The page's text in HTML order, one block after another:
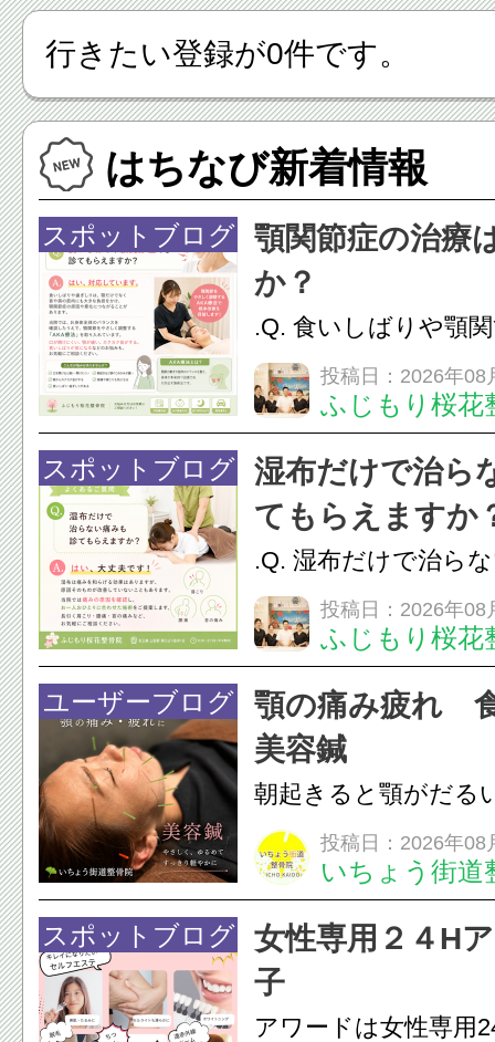
行きたい登録が0件です。
はちなび新着情報
スポットブログ
顎関節症の治療
か？
.Q. 食いしばりや顎
らえますか？A. はい
す。食いしばりや歯
けでなく首や肩の筋
担をかけ、顎関節症
つながることがあり
投稿日：2026年08
ふじもり桜花
スポットブログ
湿布だけで治ら
てもらえますか
.Q. 湿布だけで治ら
らえますか？A. はい
湿布は痛みを和らげ
すが、原因そのもの
いこともあります。
原因を確認し、お一
投稿日：2026年08
ふじもり桜花
ユーザーブログ
顎の痛み疲れ
美容鍼
朝起きると顎がだる
ありませんか？無意
は、顎の痛みや疲れ
フェイスラインの張
のこわばり・頭痛や
ながることがありま
投稿日：2026年08
いちょう街道
スポットブログ
女性専用２４H
子
アワードは女性専用